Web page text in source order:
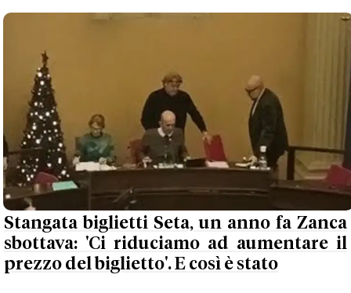
Stangata biglietti Seta, un anno fa Zanca
sbottava: 'Ci riduciamo ad aumentare il
prezzo del biglietto'. E così è stato